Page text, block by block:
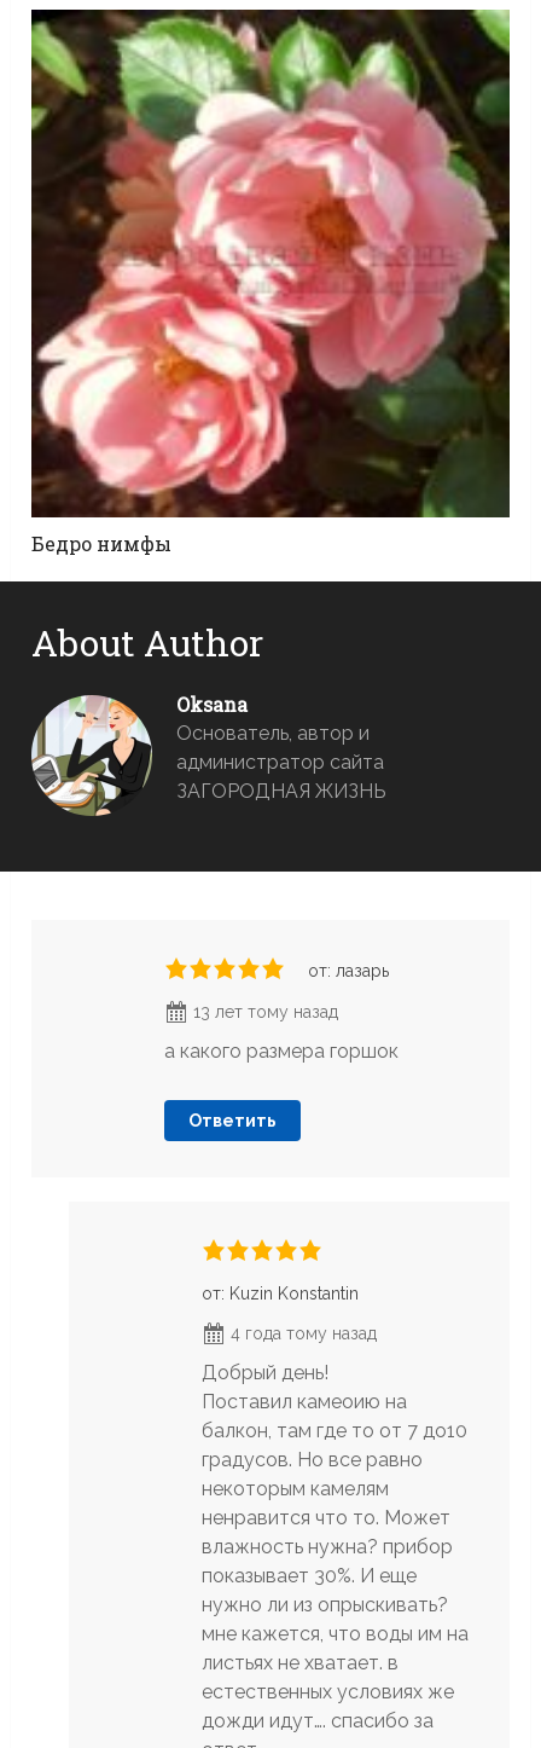
Бедро нимфы
About Author
Oksana
Основатель, автор и
администратор сайта
ЗАГОРОДНАЯ ЖИЗНЬ
от: лазарь
13 лет тому назад
а какого размера горшок
Ответить
от: Kuzin Konstantin
4 года тому назад
Добрый день!
Поставил камеоию на
балкон, там где то от 7 до10
градусов. Но все равно
некоторым камелям
ненравится что то. Может
влажность нужна? прибор
показывает 30%. И еще
нужно ли из опрыскивать?
мне кажется, что воды им на
листьях не хватает. в
естественных условиях же
дожди идут…. спасибо за